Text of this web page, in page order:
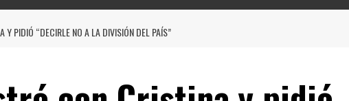
Y PIDIÓ “DECIRLE NO A LA DIVISIÓN DEL PAÍS”